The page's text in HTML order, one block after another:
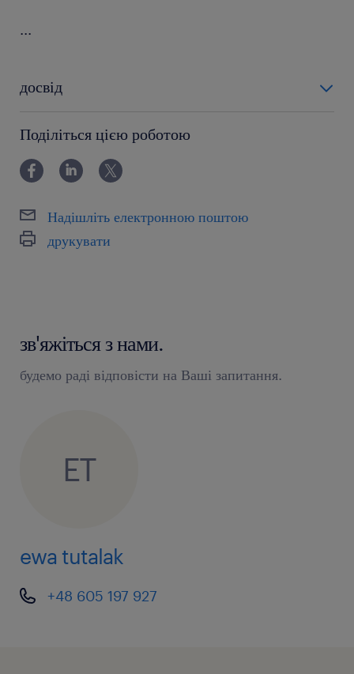
...
досвід
Поділіться цією роботою
Надішліть електронною поштою
друкувати
зв'яжіться з нами.
будемо раді відповісти на Ваші запитання.
ET
ewa tutalak
+48 605 197 927